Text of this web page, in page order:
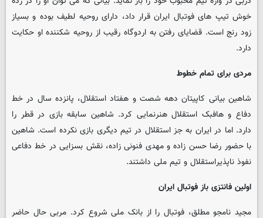
خوش تیپ های فوتبال ایران قرار داد، دارای روحیه لطیف بوده و بسیاز
زود رنج است. قضایای رفتن به اردوگاه رقیب از روحیه شکننده او حکایت
دارد.
مردی برای تمام خطوط
شاهین بیانی کاپیتان دهه شصت و هفتاد استقلال، پانزده سال در خط
دفاع و هافبک استقلال هنرنمایی کرد. شاهین سابقه بازی در قطر را
دارد. اما در ایران به جز استقلال در تیم دیگری بازی نکرده است. شاهین
با حضور رضا حسن زاده و مهدی فنونی زاده، نقش بسزایی در خط دفاعی
نفوذ ناپذیراستقلال و تیم ملی داشتند.
اولین فانتزی باز فوتبال ایران
مجید نامجو مطلق، فوتبال را از بانک ملی شروع کرد. مربی حال حاضر